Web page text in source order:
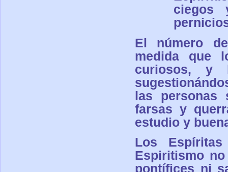
ciegos
El número
medida que
curiosos, y
las personas
farsas y
estudio y
Los
Espiritismo
pontífices ni